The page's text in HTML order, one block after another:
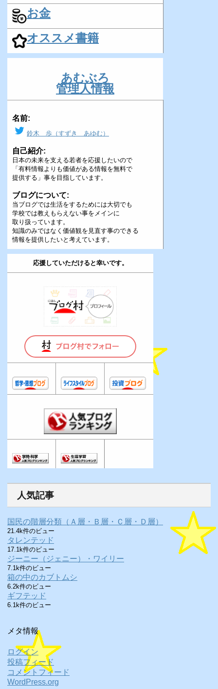
お金
オススメ書籍
あむぶろ
管理人情報
名前:
鈴木 歩（すずき あゆむ）
自己紹介:
日本の未来を支える若者を応援したいので
「有料情報よりも価値がある情報を無料で
提供する」事を目指しています。
ブログについて:
当ブログでは生活をするためには大切でも
学校では教えもらえない事をメインに
取り扱っています。
知識のみではなく価値観を見直す事のできる
情報を提供したいと考えています。
応援していただけると幸いです。
人気記事
国民の階層分類（Ａ層・Ｂ層・Ｃ層・Ｄ層）
21.4k件のビュー
タレンテッド
17.1k件のビュー
ジーニー（ジェニー）・ワイリー
7.1k件のビュー
箱の中のカブトムシ
6.2k件のビュー
ギフテッド
6.1k件のビュー
メタ情報
ログイン
投稿フィード
コメントフィード
WordPress.org